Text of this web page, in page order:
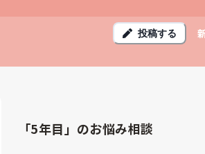
投稿する
「5年目」のお悩み相談